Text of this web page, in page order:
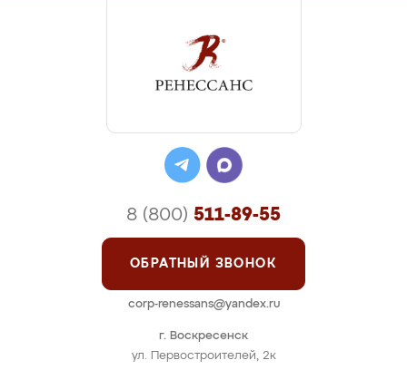
г. Воскресенск
ул. Первостроителей, 2к
8 (800) 511-89-55
ОБРАТНЫЙ ЗВОНОК
corp-renessans@yandex.ru